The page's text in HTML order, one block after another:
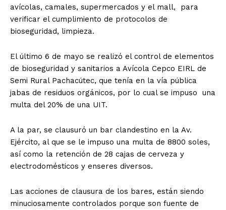
avícolas, camales, supermercados y el mall, para
verificar el cumplimiento de protocolos de
bioseguridad, limpieza.
El último 6 de mayo se realizó el control de elementos
de bioseguridad y sanitarios a Avícola Cepco EIRL de
Semi Rural Pachacútec, que tenía en la vía pública
jabas de residuos orgánicos, por lo cual se impuso una
multa del 20% de una UIT.
A la par, se clausuró un bar clandestino en la Av.
Ejército, al que se le impuso una multa de 8800 soles,
así como la retención de 28 cajas de cerveza y
electrodomésticos y enseres diversos.
Las acciones de clausura de los bares, están siendo
minuciosamente controlados porque son fuente de